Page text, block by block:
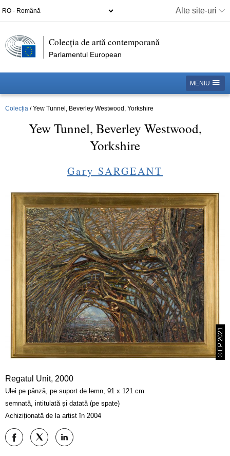
Alte site-uri
Colecția de artă contemporană
Parlamentul European
MENIU
Colecția Yew Tunnel, Beverley Westwood, Yorkshire
Yew Tunnel, Beverley Westwood,
Yorkshire
Gary SARGEANT
© EP 2021
Regatul Unit, 2000
Ulei pe pânză, pe suport de lemn, 91 x 121 cm
semnată, intitulată și datată (pe spate)
Achiziționată de la artist în 2004
Distribuiți
pe
Distribuiți
pe
Distribuiți
pe